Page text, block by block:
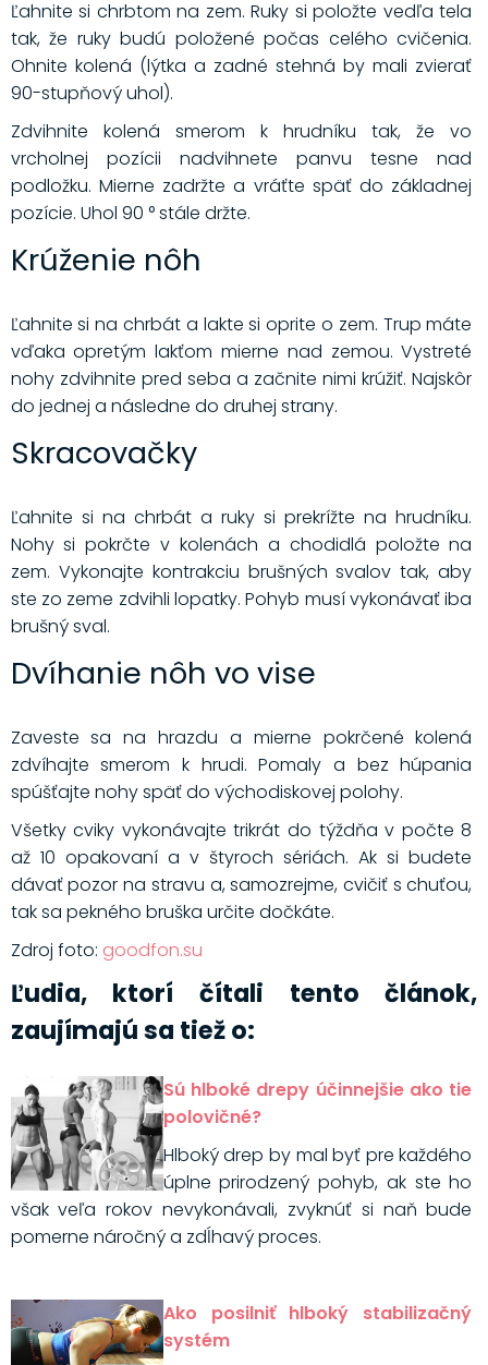
Ľahnite si chrbtom na zem. Ruky si položte vedľa tela
tak, že ruky budú položené počas celého cvičenia.
Ohnite kolená (lýtka a zadné stehná by mali zvierať
90-stupňový uhol).
Zdvihnite kolená smerom k hrudníku tak, že vo
vrcholnej pozícii nadvihnete panvu tesne nad
podložku. Mierne zadržte a vráťte späť do základnej
pozície. Uhol 90 ° stále držte.
Krúženie nôh
Ľahnite si na chrbát a lakte si oprite o zem. Trup máte
vďaka opretým lakťom mierne nad zemou. Vystreté
nohy zdvihnite pred seba a začnite nimi krúžiť. Najskôr
do jednej a následne do druhej strany.
Skracovačky
Ľahnite si na chrbát a ruky si prekrížte na hrudníku.
Nohy si pokrčte v kolenách a chodidlá položte na
zem. Vykonajte kontrakciu brušných svalov tak, aby
ste zo zeme zdvihli lopatky. Pohyb musí vykonávať iba
brušný sval.
Dvíhanie nôh vo vise
Zaveste sa na hrazdu a mierne pokrčené kolená
zdvíhajte smerom k hrudi. Pomaly a bez húpania
spúšťajte nohy späť do východiskovej polohy.
Všetky cviky vykonávajte trikrát do týždňa v počte 8
až 10 opakovaní a v štyroch sériách. Ak si budete
dávať pozor na stravu a, samozrejme, cvičiť s chuťou,
tak sa pekného bruška určite dočkáte.
Zdroj foto: goodfon.su
Ľudia, ktorí čítali tento článok,
zaujímajú sa tiež o:
Sú hlboké drepy účinnejšie ako tie
polovičné?
Hlboký drep by mal byť pre každého
úplne prirodzený pohyb, ak ste ho
však veľa rokov nevykonávali, zvyknúť si naň bude
pomerne náročný a zdĺhavý proces.
Ako posilniť hlboký stabilizačný
systém